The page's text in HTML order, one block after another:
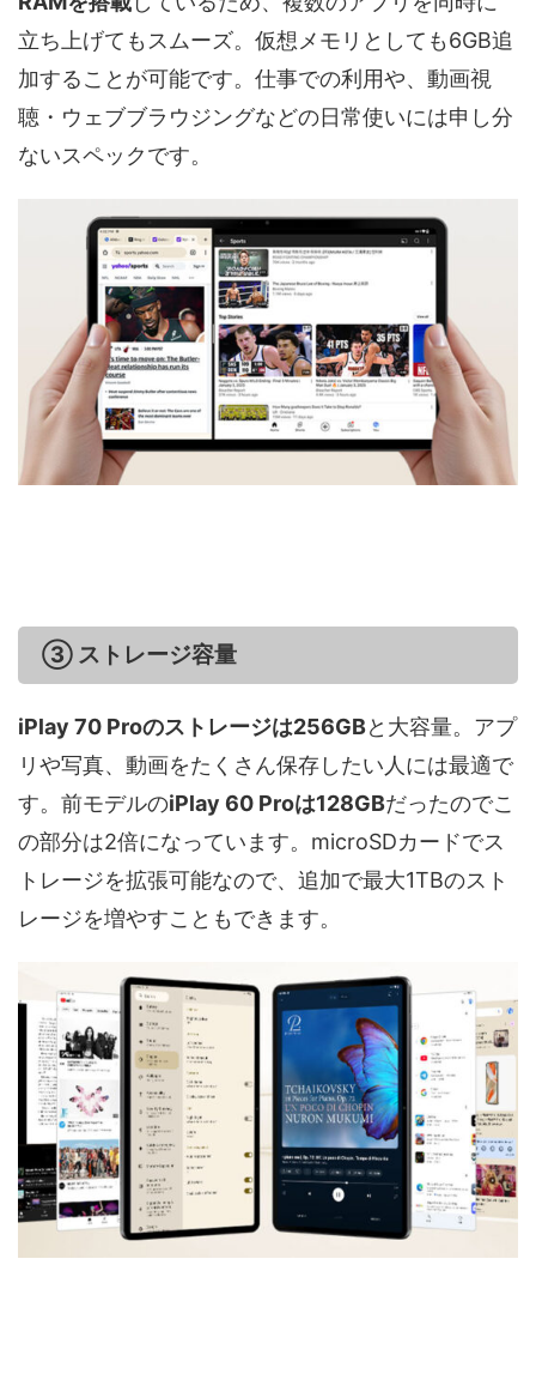
立ち上げてもスムーズ。仮想メモリとしても6GB追
加することが可能です。仕事での利用や、動画視
聴・ウェブブラウジングなどの日常使いには申し分
ないスペックです。
③ ストレージ容量
iPlay 70 Proのストレージは256GBと大容量。アプ
リや写真、動画をたくさん保存したい人には最適で
す。前モデルのiPlay 60 Proは128GBだったのでこ
の部分は2倍になっています。microSDカードでス
トレージを拡張可能なので、追加で最大1TBのスト
レージを増やすこともできます。